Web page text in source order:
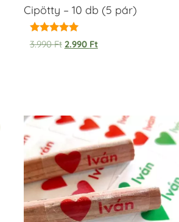
Cipötty – 10 db (5 pár)
Értékelés:
5.00
3.990Ft 2.990 Ft